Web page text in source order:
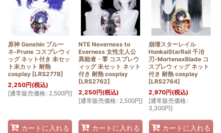
原神 Genshin プルー
ネ-Prune コスプレウィ
ッグ ネット付き 未セッ
ト未カット 耐熱
cosplay [LRS2778]
2,250円(税込)
[通常販売価格: 2,500円]
カートに入れる
NTE Neverness to
Everness 女性主人公
異能者・零 コスプレウ
ィッグ 未セット ネット
付き 耐熱 cosplay
[LRS2762]
2,250円(税込)
[通常販売価格: 2,500円]
カートに入れる
崩壊スターレイル
HonkaiStarRail 千冶
刃-MortenaxBlade コ
スプレウィッグ ネット
付き 耐熱 cosplay
[LRS2764]
2,970円(税込)
[通常販売価格:
3,300円]
カートに入れる